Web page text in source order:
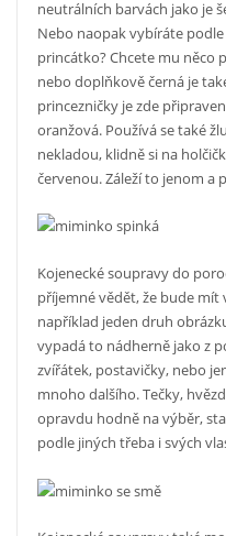
neutrálních barvách jako je
Nebo naopak vybíráte
princátko? Chcete mu něco
nebo doplňkově černá je
princezničky je zde
oranžová. Používá se také
nekladou, klidně si na
červenou. Záleží to jenom a
Kojenecké soupravy do
příjemné vědět, že bude
například jeden druh
vypadá to nádherně jako z
zvířátek, postavičky, nebo
mnoho dalšího. Tečky,
opravdu hodně na výběr,
podle jiných třeba i svých